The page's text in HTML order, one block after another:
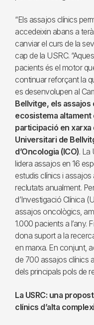
“Els assajos clínics
accedeixin abans a
canviar el curs de la
cap de la USRC.
pacients és el motor
continuar reforçant la
es desenvolupen al
Bellvitge, els
ecosistema altament
participació en xarxa
Universitari de
d’Oncologia (ICO). La
lidera assajos en 16
estudis clínics i
reclutats anualment.
d’Investigació Clínica
assajos oncològics,
1.000 pacients a l’any.
dona suport a la
en marxa. En conjunt,
de 700 assajos clínics
dels principals pols de
La USRC: una
clínics d’alta